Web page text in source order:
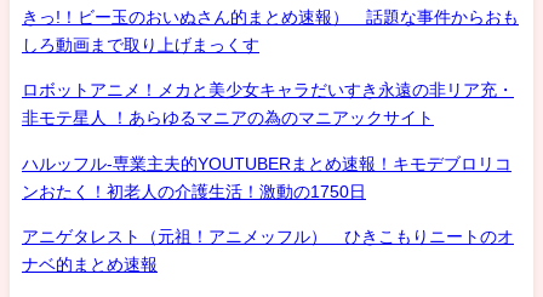
きっ!！ビー玉のおいぬさん的まとめ速報） 話題な事件からおも
しろ動画まで取り上げまっくす
ロボットアニメ！メカと美少女キャラだいすき永遠の非リア充・
非モテ星人 ！あらゆるマニアの為のマニアックサイト
ハルッフル-専業主夫的YOUTUBERまとめ速報！キモデブロリコ
ンおたく！初老人の介護生活！激動の1750日
アニゲタレスト（元祖！アニメッフル） ひきこもりニートのオ
ナベ的まとめ速報